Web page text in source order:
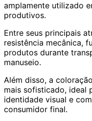
amplamente utilizado
produtivos.
Entre seus principais
resistência mecânica,
produtos durante
manuseio.
Além disso, a
mais sofisticado, ideal
identidade visual e
consumidor final.